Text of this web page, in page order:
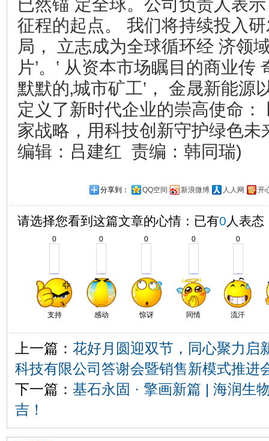
已然锚 定全球。公司负责人表
征程的起点。 我们将持续投入
局， 立志成为全球循环经 济领
片’。‛ 从资本市场瞩目的商业传
默默的‚城市矿工‛， 金晟新能源
定义了新时代企业的崇高使命：
家战略，用科技创新守护绿色
编辑：吕建红 责编：韩同瑞)
分享到： QQ空间 新浪微博 人人网 开
请选择您看到这篇文章的心情：已有0 人表态
0
支持
0
感动
0
惊讶
0
同情
0
流汗
上一篇： 花好月圆迎双节，同心聚力
科技有限公司答谢会暨销售新模式推进
下一篇： 基石永固 · 擎画新篇 | 海润生
吉！